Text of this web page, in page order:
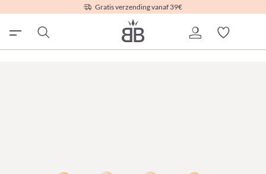
Gratis verzending vanaf 39€